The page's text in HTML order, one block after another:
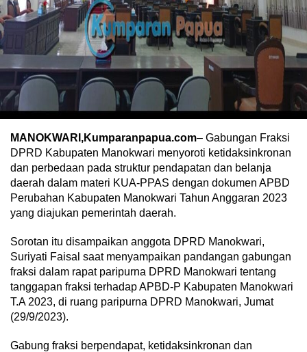
MANOKWARI,Kumparanpapua.com– Gabungan Fraksi
DPRD Kabupaten Manokwari menyoroti ketidaksinkronan
dan perbedaan pada struktur pendapatan dan belanja
daerah dalam materi KUA-PPAS dengan dokumen APBD
Perubahan Kabupaten Manokwari Tahun Anggaran 2023
yang diajukan pemerintah daerah.
Sorotan itu disampaikan anggota DPRD Manokwari,
Suriyati Faisal saat menyampaikan pandangan gabungan
fraksi dalam rapat paripurna DPRD Manokwari tentang
tanggapan fraksi terhadap APBD-P Kabupaten Manokwari
T.A 2023, di ruang paripurna DPRD Manokwari, Jumat
(29/9/2023).
Gabung fraksi berpendapat, ketidaksinkronan dan